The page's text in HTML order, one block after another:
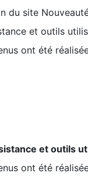
du site
et outils
ont été
et outils
ont été